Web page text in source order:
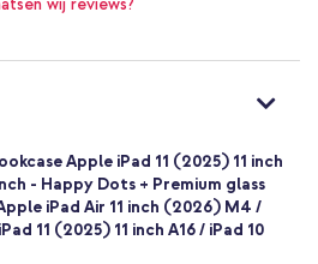
SH00097926
Geen
wij reviews?
Apple iPad 11 (2025) 11 inch
- Happy Dots + Premium glass
iPad Air 11 inch (2026) M4 /
11 (2025) 11 inch A16 / iPad 10